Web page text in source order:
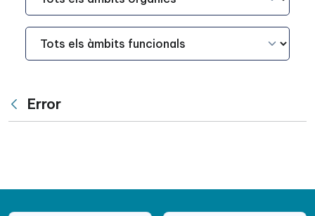
Àmbit Funcional
Vés enrere
Error